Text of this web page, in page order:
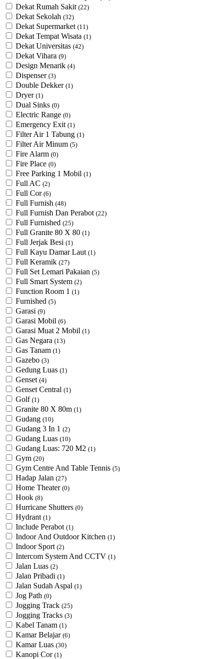
Dekat Rumah Sakit (22)
Dekat Sekolah (32)
Dekat Supermarket (11)
Dekat Tempat Wisata (1)
Dekat Universitas (42)
Dekat Vihara (9)
Design Menarik (4)
Dispenser (3)
Double Dekker (1)
Dryer (1)
Dual Sinks (0)
Electric Range (0)
Emergency Exit (1)
Filter Air 1 Tabung (1)
Filter Air Minum (5)
Fire Alarm (0)
Fire Place (0)
Free Parking 1 Mobil (1)
Full AC (2)
Full Cor (6)
Full Furnish (48)
Full Furnish Dan Perabot (22)
Full Furnished (25)
Full Granite 80 X 80 (1)
Full Jerjak Besi (1)
Full Kayu Damar Laut (1)
Full Keramik (27)
Full Set Lemari Pakaian (5)
Full Smart System (2)
Function Room 1 (1)
Furnished (5)
Garasi (9)
Garasi Mobil (6)
Garasi Muat 2 Mobil (1)
Gas Negara (13)
Gas Tanam (1)
Gazebo (3)
Gedung Luas (1)
Genset (4)
Genset Central (1)
Golf (1)
Granite 80 X 80m (1)
Gudang (10)
Gudang 3 In 1 (2)
Gudang Luas (10)
Gudang Luas: 720 M2 (1)
Gym (20)
Gym Centre And Table Tennis (5)
Hadap Jalan (27)
Home Theater (0)
Hook (8)
Hurricane Shutters (0)
Hydrant (1)
Include Perabot (1)
Indoor And Outdoor Kitchen (1)
Indoor Sport (2)
Intercom System And CCTV (1)
Jalan Luas (2)
Jalan Pribadi (1)
Jalan Sudah Aspal (1)
Jog Path (0)
Jogging Track (25)
Jogging Tracks (3)
Kabel Tanam (1)
Kamar Belajar (6)
Kamar Luas (30)
Kanopi Cor (1)